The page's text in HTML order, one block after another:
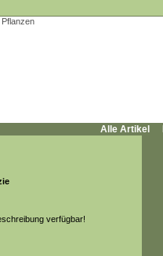
Alle Artikel
verfügbar!